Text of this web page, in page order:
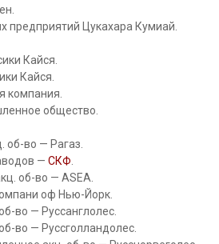
предприятий Цукахара Кумиай.
Кайся.
Кайся.
компания.
общество.
об-во — Рагаз.
— СКФ
об-во — ASEA.
оф Нью-Йорк.
во — Руссанглолес.
во — Руссголландолес.